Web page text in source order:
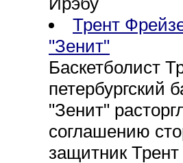
Трент
"Зенит"
Баскетболист
петербургский
"Зенит"
соглашению
защитник